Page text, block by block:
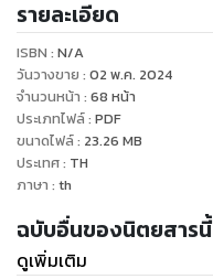
รายละเอียด
ISBN : N/A
วันวางขาย : 02 พ.ค. 2024
จำนวนหน้า : 68 หน้า
ประเภทไฟล์: PDF
ขนาดไฟล์: 23.26 MB
ประเทศ: TH
ภาษา : th
ฉบับอื่นของนิตยสารนี้
ดูเพิ่มเติม